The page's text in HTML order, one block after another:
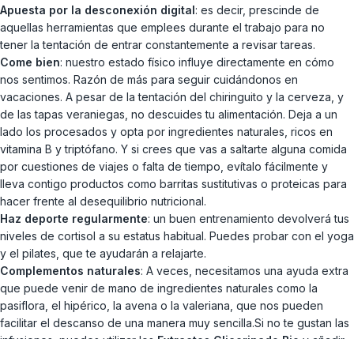
Apuesta por la desconexión digital: es decir, prescinde de
aquellas herramientas que emplees durante el trabajo para no
tener la tentación de entrar constantemente a revisar tareas.
Come bien: nuestro estado físico influye directamente en cómo
nos sentimos. Razón de más para seguir cuidándonos en
vacaciones. A pesar de la tentación del chiringuito y la cerveza, y
de las tapas veraniegas, no descuides tu alimentación. Deja a un
lado los procesados y opta por ingredientes naturales, ricos en
vitamina B y triptófano. Y si crees que vas a saltarte alguna comida
por cuestiones de viajes o falta de tiempo, evítalo fácilmente y
lleva contigo productos como barritas sustitutivas o proteicas para
hacer frente al desequilibrio nutricional.
Haz deporte regularmente: un buen entrenamiento devolverá tus
niveles de cortisol a su estatus habitual. Puedes probar con el yoga
y el pilates, que te ayudarán a relajarte.
Complementos naturales: A veces, necesitamos una ayuda extra
que puede venir de mano de ingredientes naturales como la
pasiflora, el hipérico, la avena o la valeriana, que nos pueden
facilitar el descanso de una manera muy sencilla.Si no te gustan las